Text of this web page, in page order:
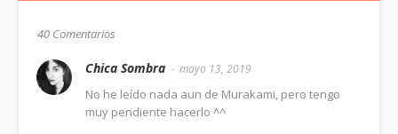
40 Comentarios
Chica Sombra mayo 13, 2019
No he leído nada aun de Murakami, pero tengo
muy pendiente hacerlo ^^